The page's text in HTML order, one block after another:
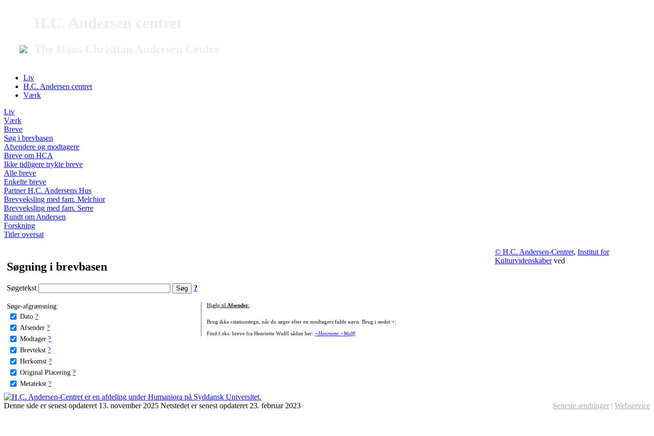
Liv
H.C. Andersen centret
Værk
Liv
Værk
Breve
Søg i brevbasen
Afsendere og modtagere
Breve om HCA
Ikke tidligere trykte breve
Alle breve
Enkelte breve
Partner H.C. Andersens Hus
Brevveksling med fam. Melchior
Brevveksling med fam. Serre
Rundt om Andersen
Forskning
Titler oversat
Søgning i brevbasen
Søgetekst ?
Søge-afgrænsning:
Dato ?
Afsender ?
Modtager ?
Brevtekst ?
Herkomst ?
Original Placering ?
Metatekst ?
Hjælp til Afsender:
Brug ikke citationstegn, når du søger efter en modtagers fulde navn. Brug i stedet +:
Find f.eks. breve fra Henriette Wulff sådan her: +Henriette +Wulff.
© H.C. Andersen-Centret, Institut for
Kulturvidenskaberved
Denne side er senest opdateret 13. november 2025 Netstedet er senest opdateret 23. februar 2023 Seneste ændringer | Webservice